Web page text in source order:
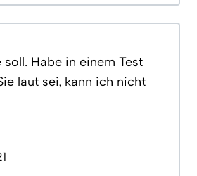
soll. Habe in einem Test
laut sei, kann ich nicht